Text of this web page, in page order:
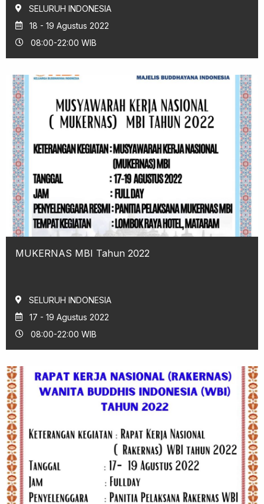
SELURUH INDONESIA
18 - 19 Agustus 2022
08:00-22:00 WIB
MUKERNAS MBI Tahun 2022
SELURUH INDONESIA
17 - 19 Agustus 2022
08:00-22:00 WIB